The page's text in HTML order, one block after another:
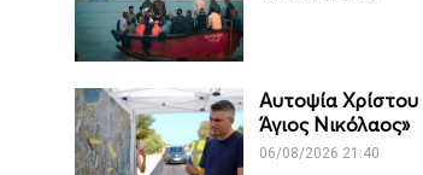
Αυτοψία
Άγιος Νικόλαος»
06/08/2026 21:40